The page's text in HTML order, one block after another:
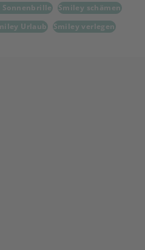
Smiley schämen
Urlaub Smiley verlegen